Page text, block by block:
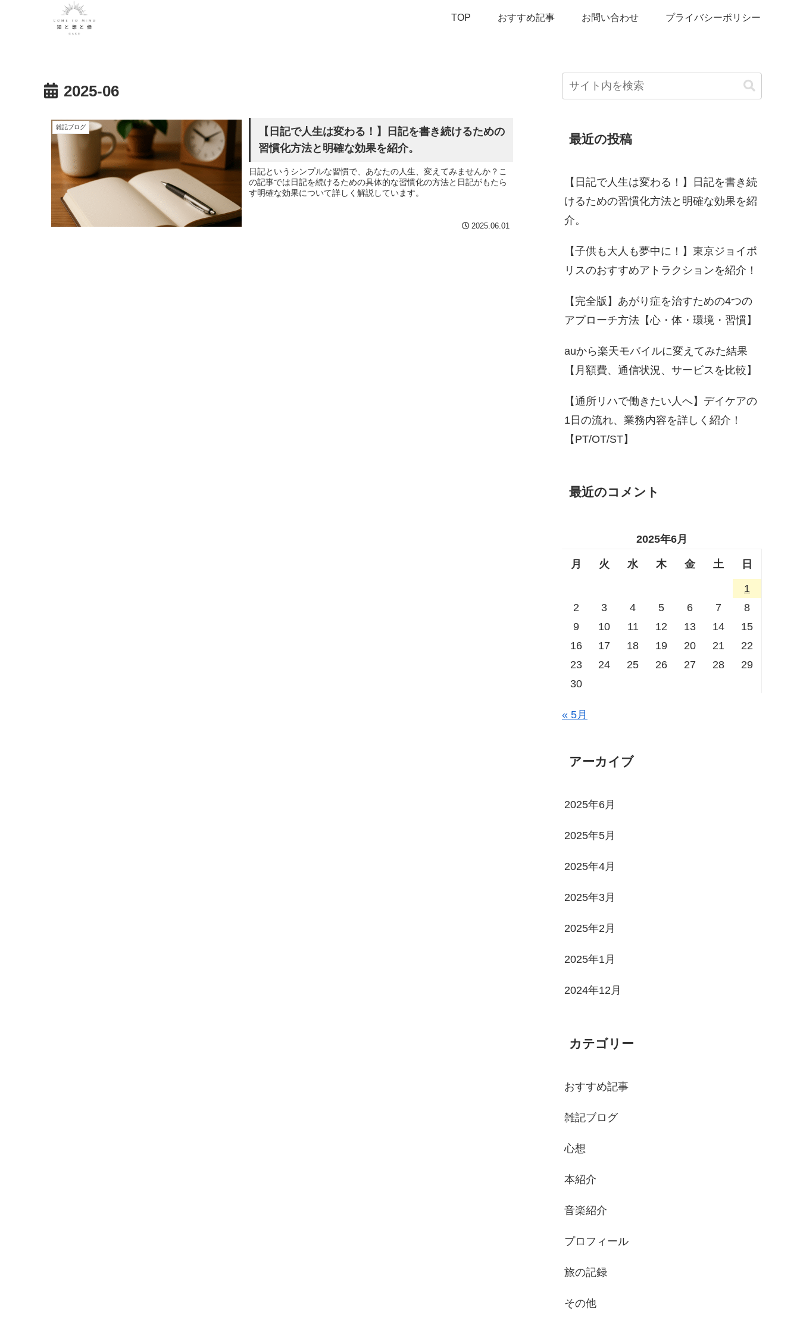
TOP おすすめ記事 お問い合わせ プライバシーポリシー
2025-06
雑記ブログ
【日記で人生は変わる！】日記を書き続けるための
習慣化方法と明確な効果を紹介。
日記というシンプルな習慣で、あなたの人生、変えてみませんか？こ
の記事では日記を続けるための具体的な習慣化の方法と日記がもたら
す明確な効果について詳しく解説しています。
2025.06.01
最近の投稿
【日記で人生は変わる！】日記を書き続
けるための習慣化方法と明確な効果を紹
介。
【子供も大人も夢中に！】東京ジョイポ
リスのおすすめアトラクションを紹介！
【完全版】あがり症を治すための4つの
アプローチ方法【心・体・環境・習慣】
auから楽天モバイルに変えてみた結果
【月額費、通信状況、サービスを比較】
【通所リハで働きたい人へ】デイケアの
1日の流れ、業務内容を詳しく紹介！
【PT/OT/ST】
最近のコメント
2025年6月
月 火 水 木 金 土 日
1
2
3 4 5 6 7
8
9
10 11 12 13 14
15
16
17 18 19 20 21
22
23
24 25 26 27 28
29
30
« 5月
アーカイブ
2025年6月
2025年5月
2025年4月
2025年3月
2025年2月
2025年1月
2024年12月
カテゴリー
おすすめ記事
雑記ブログ
心想
本紹介
音楽紹介
プロフィール
旅の記録
その他